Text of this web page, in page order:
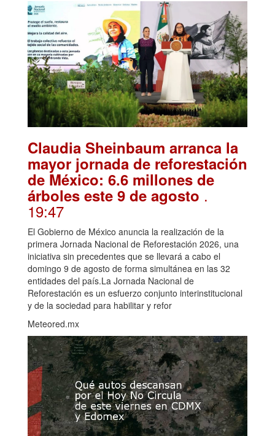
Claudia Sheinbaum arranca la
mayor jornada de reforestación
de México: 6.6 millones de
árboles este 9 de agosto .
19:47
El Gobierno de México anuncia la realización de la
primera Jornada Nacional de Reforestación 2026, una
iniciativa sin precedentes que se llevará a cabo el
domingo 9 de agosto de forma simultánea en las 32
entidades del país.La Jornada Nacional de
Reforestación es un esfuerzo conjunto interinstitucional
y de la sociedad para habilitar y refor
Meteored.mx